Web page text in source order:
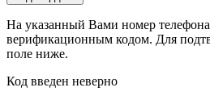
На указанный Вами номер
верификационным кодом. Для
поле ниже.
Код введен неверно